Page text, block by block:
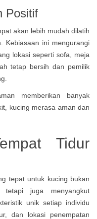
Positif
akan lebih mudah dilatih
Kebiasaan ini mengurangi
lokasi seperti sofa, meja
tetap bersih dan pemilik
Tidur
tepat untuk kucing bukan
juga menyangkut
unik setiap individu
dan lokasi penempatan